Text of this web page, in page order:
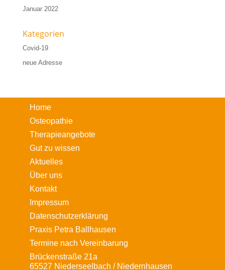
Januar 2022
Kategorien
Covid-19
neue Adresse
Home
Osteopathie
Therapieangebote
Gut zu wissen
Aktuelles
Über uns
Kontakt
Impressum
Datenschutzerklärung
Praxis Petra Ballhausen
Termine nach Vereinbarung
Brückenstraße 21a
65527 Niederseelbach / Niedernhausen